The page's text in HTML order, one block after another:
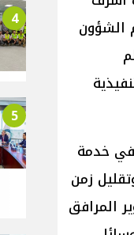
الشؤون
في خدمة
زمن
المرافق
4
5